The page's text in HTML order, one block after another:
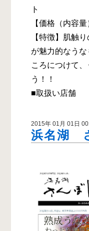
ト
【価格（内容
【特徴】肌触
が魅力的なう
ころにつけて
う！！
■取扱い店舗
2015年 01月 01日
浜名湖